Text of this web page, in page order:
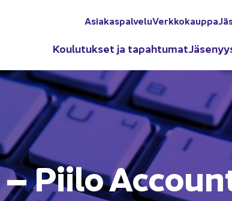
Asia­kas­pal­ve­luVerk­ko­kaup­pa
Kou­lu­tuk­set ja ta­pah­tu­mat
Piilo